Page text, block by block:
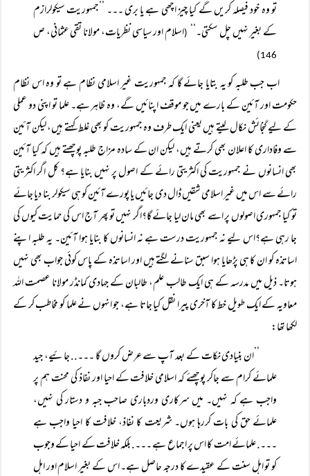
تو وہ خود فیصلہ کریں گے کیا چیز اچھی ہے یا بری ۔۔۔ ’’جمہوریت سیکولرازم
کے بغیر نہیں چل سکتی۔‘‘
(اسلام اور سیاسی نظریات، مولانا تقی عثمانی، ص
146)
اب جب طلبہ کو یہ بتایا جائے گا کہ جمہوریت غیر اسلامی نظام ہے تو وہ اس نظام
حکومت اور آئین کے بارے میں جو موقف اپنائیں گے، وہ ظاہر ہے۔ علما تو اپنی دو عملی
کے لیے گنجائش نکال لیتے ہیں یعنی ایک طرف وہ جمہوریت کو بھی غلط کہتے ہیں، لیکن آئین
سے وفاداری کا اعلان بھی کرتے ہیں، لیکن ان کے سادہ مزاج طلبہ پوچھتے ہیں کہ کیا آئین
بھی انسانوں نے جمہوریت کی اکثریتی رائے کے اصول پر نہیں بنایا ہے؟ کل اگر اکثریتی
رائے سے اس میں غیر اسلامی شقیں ڈال دی جائیں یا پورے آئین کو ہی سیکولر بنا دیا جائے
تو کیا جمہوری اصولوں پر اسے بھی مان لیا جائے گا؟اگر نہیں تو پھر آج اس کی حمایت کیوں کی
جا رہی ہے؟اس لیے نہ جمہوریت درست ہے نہ انسانوں کا بنایا ہوا آئین۔ یہ طلبہ اپنے
اساتذہ کو ان کا ہی پڑھایا ہوا سبق سنانے لگتے ہیں اور اساتذہ کے پاس کوئی جواب بھی نہیں
ہوتا۔ ذیل میں مدرسہ کے ہی ایک طالب علم، طالبان کے جہادی کمانڈر مولانا عصمت اللہ
معاویہ کے ایک طویل خط کا آخری پیرا نقل کیا جاتا ہے، جو انہوں نے علما کو مخاطب کر کے
لکھا تھا:
’’ان بنیادی نکات کے بعد آپ سے عرض کروں گا ۔۔۔.. جائیے، جید
علمائے کرام سے جاکر پوچھئے کہ اسلامی خلافت کے احیا اور نفاذ کی محنت ہم پر
واجب ہے کہ نہیں۔ میں سرکاری وردباری صاحب جبہ و دستار کی نہیں،
علمائے حق کی بات کررہا ہوں۔ شریعت کا نفاذ، خلافت کا احیا واجب ہے
۔۔۔. علمائے امت کا اس پر اجماع ہے ۔۔۔. بلکہ خلافت کے احیا کے وجوب
کو تو اہل سنت کے عقیدے کا درجہ حاصل ہے۔ اس کے بغیر اسلام اور اہل